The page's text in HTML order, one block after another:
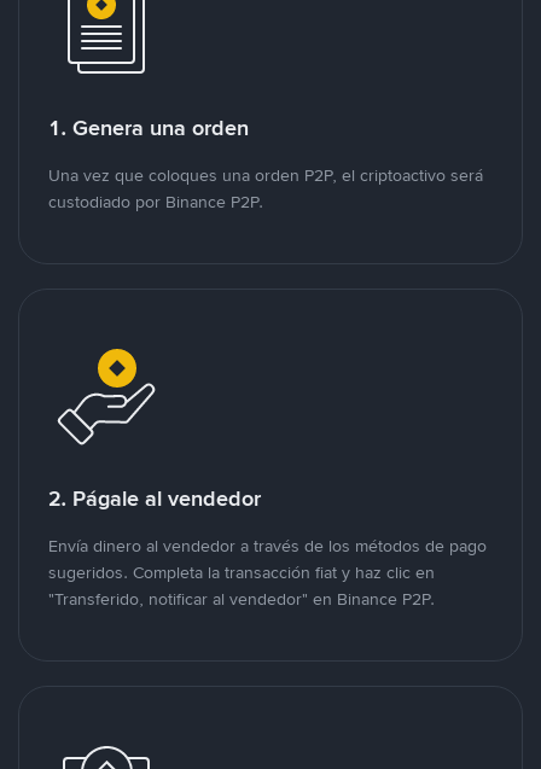
1. Genera una orden
Una vez que coloques una orden P2P, el criptoactivo será
custodiado por Binance P2P.
2. Págale al vendedor
Envía dinero al vendedor a través de los métodos de pago
sugeridos. Completa la transacción fiat y haz clic en
"Transferido, notificar al vendedor" en Binance P2P.